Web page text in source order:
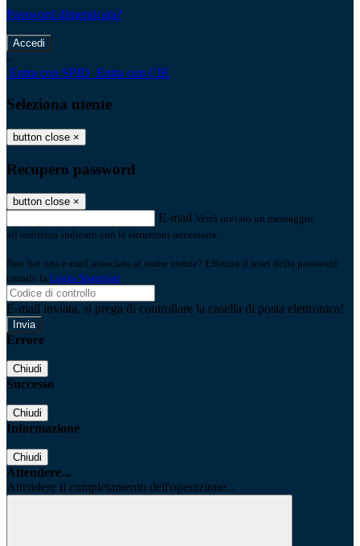
Password dimenticata?
-
Entra con SPID Entra con CIE
Seleziona utente
button close ×
Recupero password
button close ×
E-mail Verrà inviato un messaggio
all'indirizzo indicato con le istruzioni necessarie.
Non hai una e-mail associata al nome utente? Effettua il reset della password
tramite la Login Spaggiari
E-mail inviata, si prega di controllare la casella di posta elettronica!
Errore
Chiudi
Successo
Chiudi
Informazione
Chiudi
Attendere...
Attendere il completamento dell'operazione...